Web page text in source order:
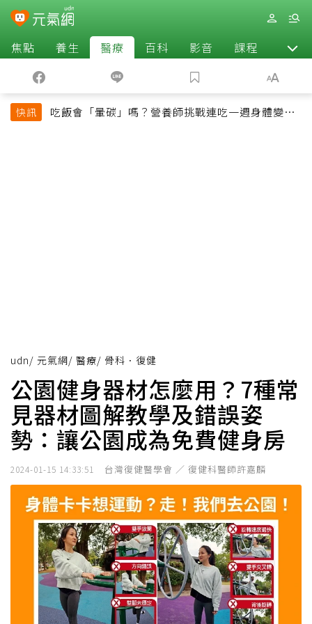
焦點 養生 醫療 百科 影音 課程 退休
快訊
吃飯會「暈碳」嗎？營養師挑戰連吃一週身體變化
udn/ 元氣網/ 醫療/ 骨科．復健
公園健身器材怎麼用？7種常
見器材圖解教學及錯誤姿
勢：讓公園成為免費健身房
2024-01-15 14:33:51 台灣復健醫學會 ／ 復健科醫師許嘉麟